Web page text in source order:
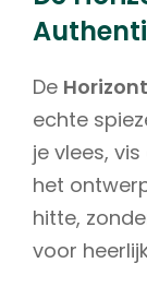
De
echte
je vlees,
het
hitte,
voor